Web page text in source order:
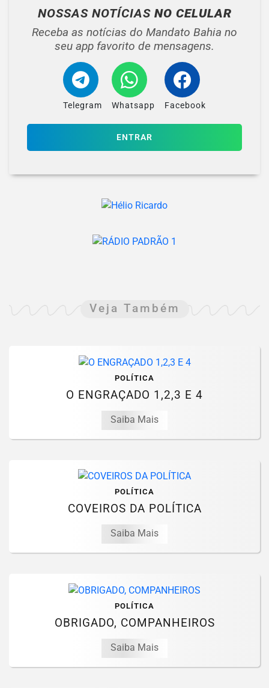
NOSSAS NOTÍCIAS NO CELULAR
Receba as notícias do Mandato Bahia no
seu app favorito de mensagens.
Telegram Whatsapp Facebook
ENTRAR
Veja Também
POLÍTICA
O ENGRAÇADO 1,2,3 E 4
Saiba Mais
POLÍTICA
COVEIROS DA POLÍTICA
Saiba Mais
POLÍTICA
OBRIGADO, COMPANHEIROS
Saiba Mais